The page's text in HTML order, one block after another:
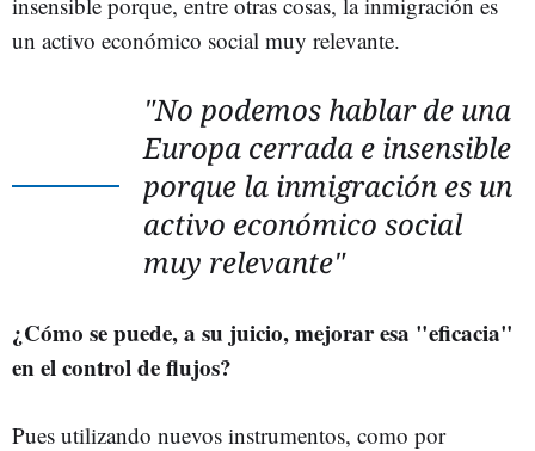
un activo económico social muy relevante.
"No podemos hablar de una
Europa cerrada e insensible
porque la inmigración es un
activo económico social
muy relevante"
¿Cómo se puede, a su juicio, mejorar esa "eficacia"
en el control de flujos?
Pues utilizando nuevos instrumentos, como por